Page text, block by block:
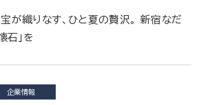
が織りなす、ひと夏の贅沢。 新宿なだ
石」を
企業情報